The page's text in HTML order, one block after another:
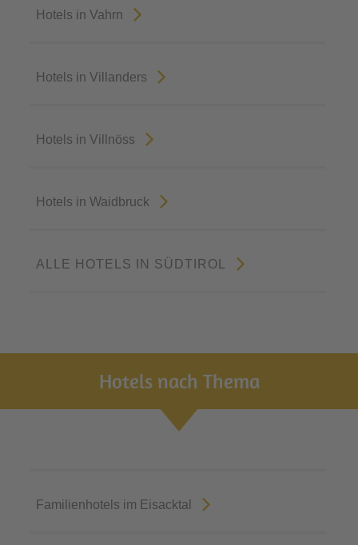
Hotels in Vahrn
Hotels in Villanders
Hotels in Villnöss
Hotels in Waidbruck
ALLE HOTELS IN SÜDTIROL
Hotels nach Thema
Familienhotels im Eisacktal